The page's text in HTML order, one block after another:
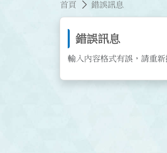
首頁 錯誤訊息
錯誤訊息
輸入內容格式有誤，請重新